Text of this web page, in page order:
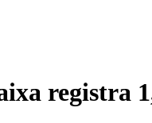
registra